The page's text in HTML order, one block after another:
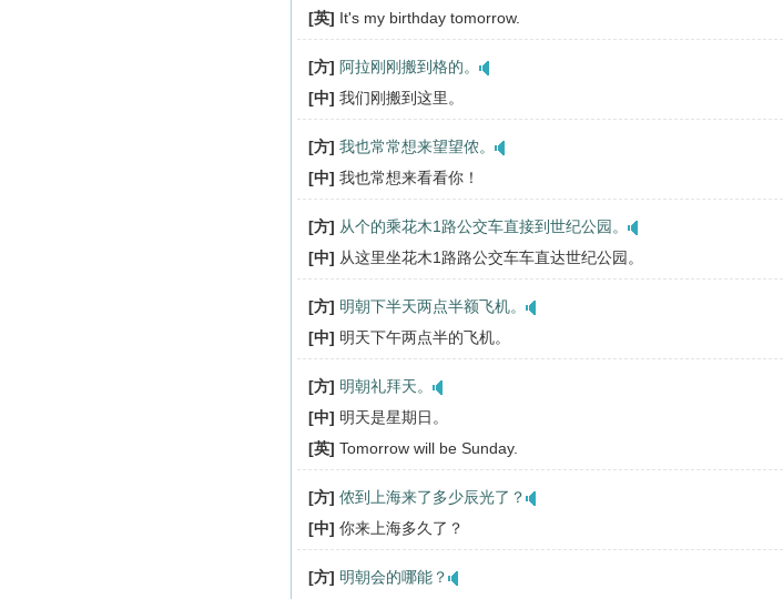
[英] It's my birthday tomorrow.
[方] 阿拉刚刚搬到格的。
[中] 我们刚搬到这里。
[方] 我也常常想来望望侬。
[中] 我也常想来看看你！
[方] 从个的乘花木1路公交车直接到世纪公园。
[中] 从这里坐花木1路路公交车车直达世纪公园。
[方] 明朝下半天两点半额飞机。
[中] 明天下午两点半的飞机。
[方] 明朝礼拜天。
[中] 明天是星期日。
[英] Tomorrow will be Sunday.
[方] 侬到上海来了多少辰光了？
[中] 你来上海多久了？
[方] 明朝会的哪能？